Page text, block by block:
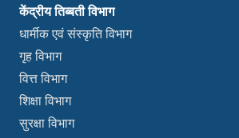
केंद्रीय तिब्बती विभाग
धार्मीक एवं संस्कृति विभाग
गृह विभाग
वित्त विभाग
शिक्षा विभाग
सुरक्षा विभाग